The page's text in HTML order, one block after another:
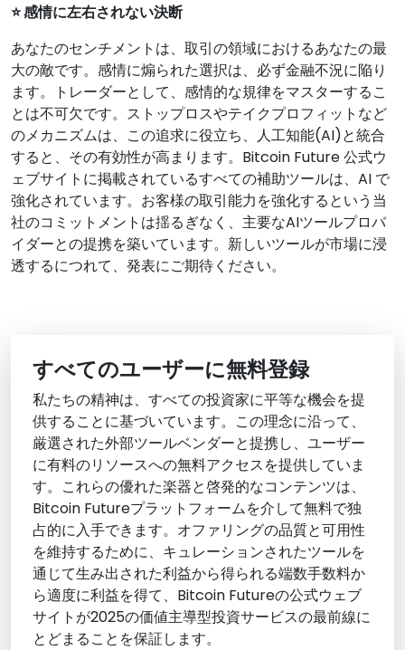
⭐ 感情に左右されない決断
あなたのセンチメントは、取引の領域におけるあなたの最
大の敵です。感情に煽られた選択は、必ず金融不況に陥り
ます。トレーダーとして、感情的な規律をマスターするこ
とは不可欠です。ストップロスやテイクプロフィットなど
のメカニズムは、この追求に役立ち、人工知能(AI)と統合
すると、その有効性が高まります。Bitcoin Future 公式ウ
ェブサイトに掲載されているすべての補助ツールは、AI で
強化されています。お客様の取引能力を強化するという当
社のコミットメントは揺るぎなく、主要なAIツールプロバ
イダーとの提携を築いています。新しいツールが市場に浸
透するにつれて、発表にご期待ください。
すべてのユーザーに無料登録
私たちの精神は、すべての投資家に平等な機会を提
供することに基づいています。この理念に沿って、
厳選された外部ツールベンダーと提携し、ユーザー
に有料のリソースへの無料アクセスを提供していま
す。これらの優れた楽器と啓発的なコンテンツは、
Bitcoin Futureプラットフォームを介して無料で独
占的に入手できます。オファリングの品質と可用性
を維持するために、キュレーションされたツールを
通じて生み出された利益から得られる端数手数料か
ら適度に利益を得て、Bitcoin Futureの公式ウェブ
サイトが2025の価値主導型投資サービスの最前線に
とどまることを保証します。